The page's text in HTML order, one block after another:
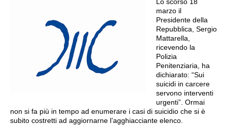
marzo il
Presidente della
Repubblica, Sergio
Mattarella,
ricevendo la
Polizia
Penitenziaria, ha
dichiarato: “Sui
suicidi in carcere
servono interventi
urgenti”. Ormai
non si fa più in tempo ad enumerare i casi di suicidio che si è
subito costretti ad aggiornarne l’agghiacciante elenco.